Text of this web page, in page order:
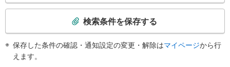
検
検索条件を保存する
保存した条件の確認・通知設定の変更・解除はマイページから行
えます。